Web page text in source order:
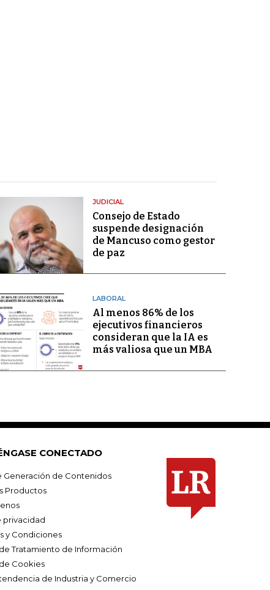
JUDICIAL
Consejo de Estado
suspende designación
de Mancuso como gestor
de paz
LABORAL
Al menos 86% de los
ejecutivos financieros
consideran que la IA es
más valiosa que un MBA
CONECTADO
Generación de Contenidos
Productos
privacidad
y Condiciones
Tratamiento de Información
Cookies
de Industria y Comercio